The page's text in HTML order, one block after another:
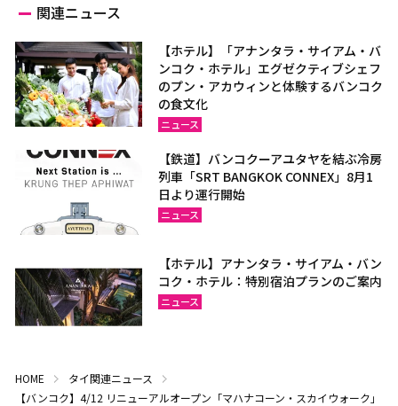
関連ニュース
【ホテル】「アナンタラ・サイアム・バ
ンコク・ホテル」エグゼクティブシェフ
のプン・アカウィンと体験するバンコク
の食文化
ニュース
【鉄道】バンコクーアユタヤを結ぶ冷房
列車「SRT BANGKOK CONNEX」8月1
日より運行開始
ニュース
【ホテル】アナンタラ・サイアム・バン
コク・ホテル：特別宿泊プランのご案内
ニュース
HOME
タイ関連ニュース
【バンコク】4/12 リニューアルオープン「マハナコーン・スカイウォーク」